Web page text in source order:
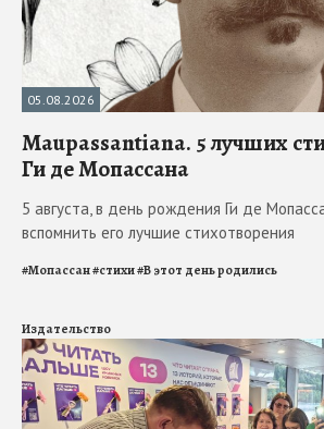
05.08.2026
Maupassantiana. 5 лучших
Ги де Мопассана
5 августа, в день рождения Ги де
вспомнить его лучшие стихотворения
#Мопассан#стихи#В этот день родились
Издательство